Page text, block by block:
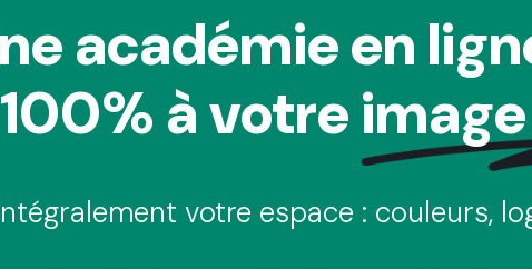
académie en
100% à votreimage
votre espace : couleurs,